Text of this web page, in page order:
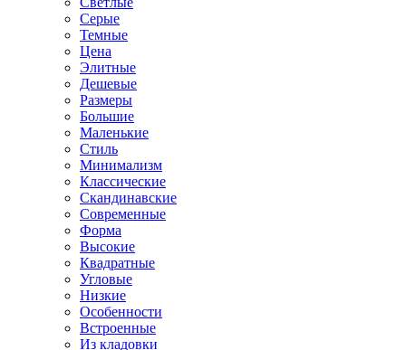
Серые
Темные
Цена
Элитные
Дешевые
Размеры
Большие
Маленькие
Стиль
Минимализм
Классические
Скандинавские
Современные
Форма
Высокие
Квадратные
Угловые
Низкие
Особенности
Встроенные
Из кладовки